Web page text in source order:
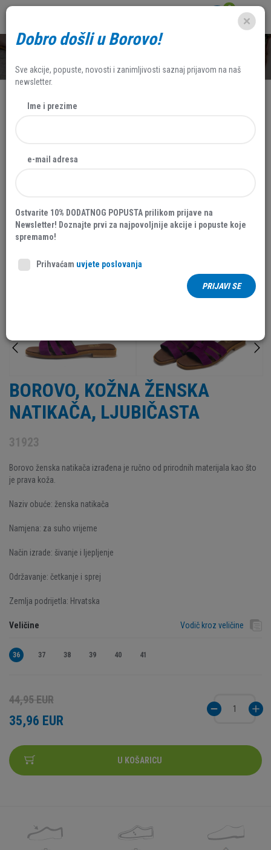
0
BOROVO, KOŽNA ŽENSKA
NATIKAČA, LJUBIČASTA
31923
Borovo ženska natikača izrađena je ručno od prirodnih materijala kao što
je prava koža.
Naziv obuće: ženska natikača
Namjena: za suho vrijeme
Način izrade: šivanje i ljepljenje
Održavanje: četkanje i sprej
Zemlja podrijetla: Hrvatska
Veličine Vodič kroz veličine
36 37 38 39 40 41
44,95 EUR
35,96 EUR
U KOŠARICU
Dobro došli u Borovo!
Sve akcije, popuste, novosti i zanimljivosti saznaj prijavom na naš
newsletter.
Ime i prezime
e-mail adresa
Ostvarite 10% DODATNOG POPUSTA prilikom prijave na
Newsletter! Doznajte prvi za najpovoljnije akcije i popuste koje
spremamo!
Prihvaćam uvjete poslovanja
PRIJAVI SE